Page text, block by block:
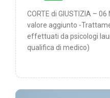
CORTE di GIUSTIZIA –
valore aggiunto -
effettuati da psicologi
qualifica di medico)